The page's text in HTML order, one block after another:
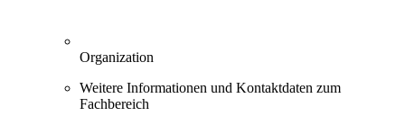
Organization
Weitere Informationen und Kontaktdaten zum
Fachbereich